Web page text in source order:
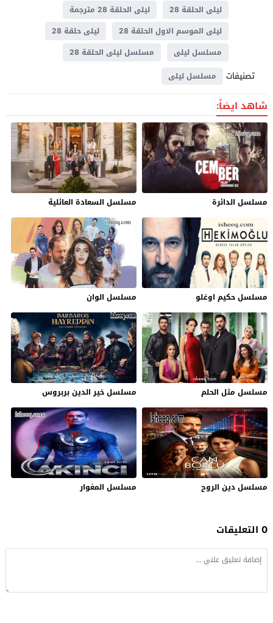
ليلى الحلقة 28
ليلى الحلقة 28 مترجمة
ليلى الموسم الاول الحلقة 28
ليلى حلقة 28
مسلسل ليلى
مسلسل ليلى الحلقة 28
تصنيفات مسلسل ليلى
شاهد ايضاً:
مسلسل الدائرة مسلسل السعادة العائلية
مسلسل حكيم اوغلو مسلسل الوان
مسلسل مثل الحلم مسلسل خير الدين بربروس
مسلسل دين الروح مسلسل المغوار
0 التعليقات